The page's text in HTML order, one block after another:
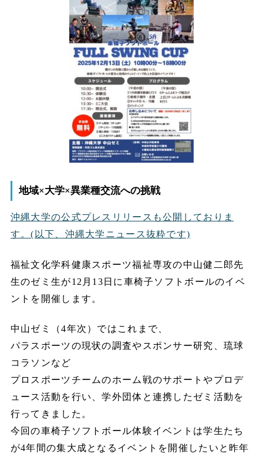
地域×大学×異業種交流への挑戦
沖縄大学の公式プレスリリースも公開しておりま
す。(以下、沖縄大学ニュース抜粋です)
福祉文化学科健康スポーツ福祉専攻の中山健二郎先
生のゼミ生が12月13日に車椅子ソフトボールのイベ
ントを開催します。
中山ゼミ（4年次）ではこれまで、
パラスポーツの現状の調査やスポンサー研究、琉球
コラソンなど
プロスポーツチームのホーム戦のサポートやプロデ
ュース活動を行い、学外団体と連携したゼミ活動を
行ってきました。
今回の車椅子ソフトボール体験イベントは学生たち
が4年間の集大成となるイベントを開催したいと昨年